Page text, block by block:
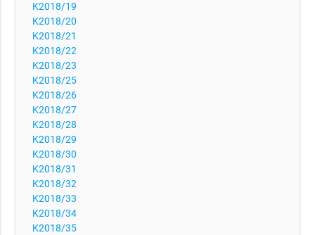
K2018/19
K2018/20
K2018/21
K2018/22
K2018/23
K2018/25
K2018/26
K2018/27
K2018/28
K2018/29
K2018/30
K2018/31
K2018/32
K2018/33
K2018/34
K2018/35